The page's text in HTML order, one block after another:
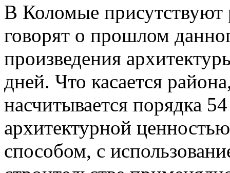
В Коломые присутствуют
говорят о прошлом
произведения
дней. Что касается
насчитывается порядка
архитектурной
способом, с